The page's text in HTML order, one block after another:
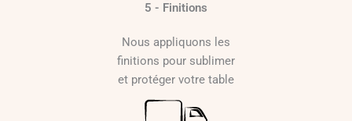
5 - Finitions
Nous appliquons les
finitions pour sublimer
et protéger votre table